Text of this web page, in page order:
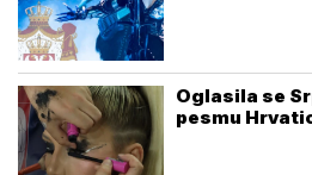
Oglasila se
pesmu